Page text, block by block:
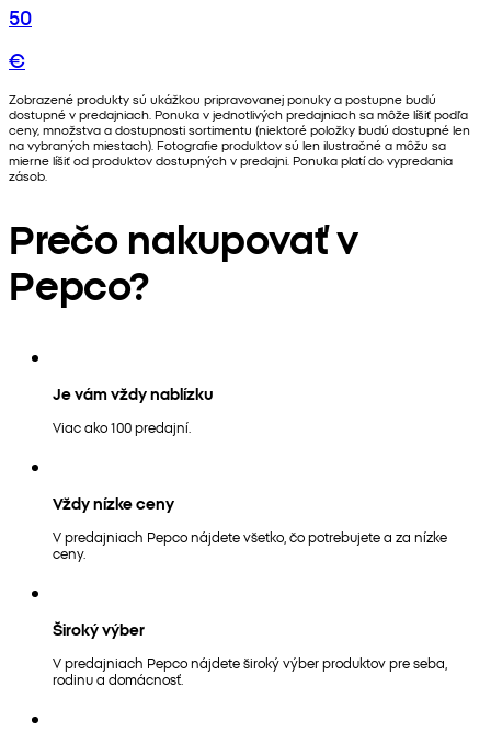
50
€
Zobrazené produkty sú ukážkou pripravovanej ponuky a postupne budú
dostupné v predajniach. Ponuka v jednotlivých predajniach sa môže líšiť podľa
ceny, množstva a dostupnosti sortimentu (niektoré položky budú dostupné len
na vybraných miestach). Fotografie produktov sú len ilustračné a môžu sa
mierne líšiť od produktov dostupných v predajni. Ponuka platí do vypredania
zásob.
Prečo nakupovať v
Pepco?
Je vám vždy nablízku
Viac ako 100 predajní.
Vždy nízke ceny
V predajniach Pepco nájdete všetko, čo potrebujete a za nízke
ceny.
Široký výber
V predajniach Pepco nájdete široký výber produktov pre seba,
rodinu a domácnosť.